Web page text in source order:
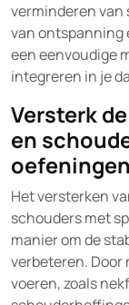
verminderen van
van ontspanning
een eenvoudige
integreren in je
Versterk
en
Het versterken
schouders met
manier om de
verbeteren.
voeren, zoals